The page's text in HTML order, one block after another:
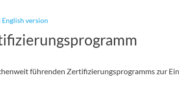
version
führenden Zertifizierungsprogramms zur